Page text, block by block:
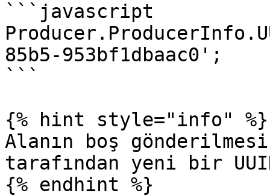
```javascript
85b5-953bf1dbaac0';
```
{% hint style="info" %}
Alanın boş
tarafından yeni bir
{% endhint %}